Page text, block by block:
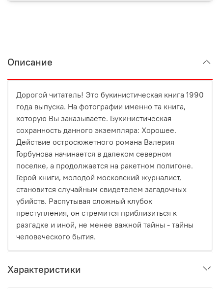
Описание
Дорогой читатель! Это букинистическая книга 1990
года выпуска. На фотографии именно та книга,
которую Вы заказываете. Букинистическая
сохранность данного экземпляра: Хорошее.
Действие остросюжетного романа Валерия
Горбунова начинается в далеком северном
поселке, а продолжается на ракетном полигоне.
Герой книги, молодой московский журналист,
становится случайным свидетелем загадочных
убийств. Распутывая сложный клубок
преступления, он стремится приблизиться к
разгадке и иной, не менее важной тайны - тайны
человеческого бытия.
Характеристики